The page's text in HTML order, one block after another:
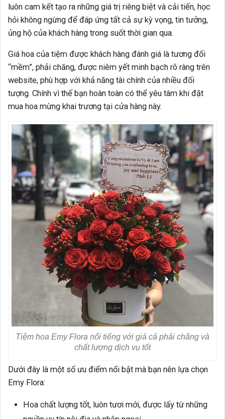
luôn cam kết tạo ra những giá trị riêng biệt và cải tiến, học
hỏi không ngừng để đáp ứng tất cả sự kỳ vọng, tin tưởng,
ủng hộ của khách hàng trong suốt thời gian qua.
Giá hoa của tiệm được khách hàng đánh giá là tương đối
“mềm”, phải chăng, được niêm yết minh bạch rõ ràng trên
website, phù hợp với khả năng tài chính của nhiều đối
tượng. Chính vì thế bạn hoàn toàn có thể yêu tâm khi đặt
mua hoa mừng khai trương tại cửa hàng này.
Tiệm hoa Emy Flora nổi tiếng với giá cả phải chăng và
chất lượng dịch vụ tốt
Dưới đây là một số ưu điểm nổi bật mà bạn nên lựa chọn
Emy Flora:
Hoa chất lượng tốt, luôn tươi mới, được lấy từ những